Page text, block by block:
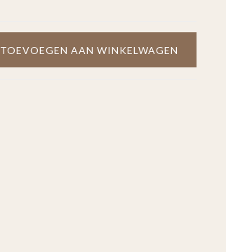
TOEVOEGEN AAN WINKELWAGEN